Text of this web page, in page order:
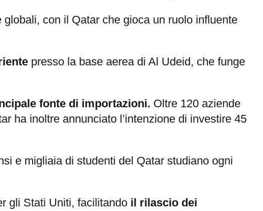
con il Qatar che gioca un ruolo influente
presso la base aerea di Al Udeid, che funge
fonte di importazioni. Oltre 120 aziende
ha inoltre annunciato l’intenzione di investire 45
e migliaia di studenti del Qatar studiano ogni
Stati Uniti, facilitando il rilascio dei